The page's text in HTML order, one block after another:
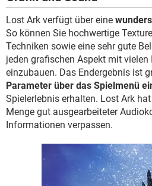
Lost Ark verfügt über eine
So können Sie hochwertige
Techniken sowie eine sehr gute
jeden grafischen Aspekt mit
einzubauen. Das Endergebnis ist
Parameter über das Spielmenü
Spielerlebnis erhalten. Lost Ark
Menge gut ausgearbeiteter
Informationen verpassen.